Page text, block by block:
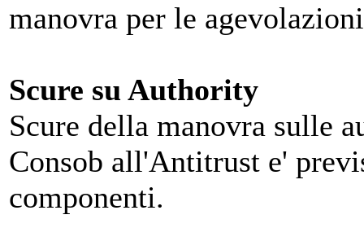
manovra per le
Scure su Authority
Scure della manovra sulle
Consob all'Antitrust e'
componenti.